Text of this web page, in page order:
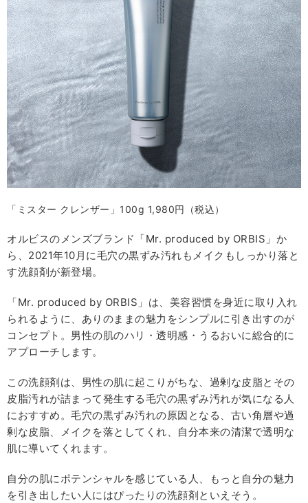
「ミスター クレンザー」100g 1,980円（税込）
オルビスのメンズブランド「Mr. produced by ORBIS」か
ら、2021年10月に毛穴の黒ずみ汚れもメイクもしっかり落と
す洗顔剤が新登場。
「Mr. produced by ORBIS」は、美容習慣を身近に取り入れ
られるように、ありのままの魅力をシンプルに引き出すのが
コンセプト。男性の肌のハリ・透明感・うるおいに総合的に
アプローチします。
この洗顔剤は、男性の肌に起こりがちな、過剰な皮脂とその
皮脂汚れが詰まって発生する毛穴の黒ずみ汚れが気になる人
におすすめ。毛穴の黒ずみ汚れの原因となる、古い角層や過
剰な皮脂、メイクを落としてくれ、自分本来の清潔で透明な
肌に導いてくれます。
自分の肌にポテンシャルを感じている人、もっと自分の魅力
を引き出したい人にはぴったりの洗顔剤といえそう。